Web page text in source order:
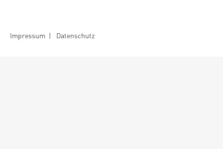
Impressum | Datenschutz